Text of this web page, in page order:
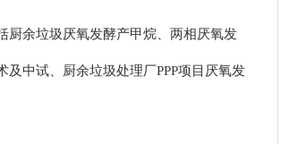
厨余垃圾厌氧发酵产甲烷、两相厌氧发
中试、厨余垃圾处理厂PPP项目厌氧发